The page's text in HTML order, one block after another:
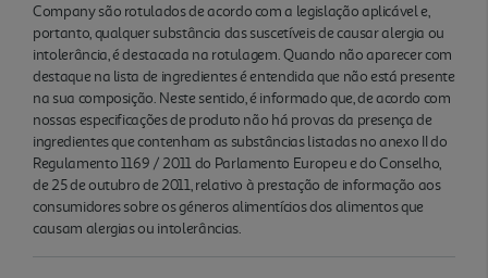
Company são rotulados de acordo com a legislação aplicável e,
portanto, qualquer substância das suscetíveis de causar alergia ou
intolerância, é destacada na rotulagem. Quando não aparecer com
destaque na lista de ingredientes é entendida que não está presente
na sua composição. Neste sentido, é informado que, de acordo com
nossas especificações de produto não há provas da presença de
ingredientes que contenham as substâncias listadas no anexo II do
Regulamento 1169 / 2011 do Parlamento Europeu e do Conselho,
de 25 de outubro de 2011, relativo à prestação de informação aos
consumidores sobre os géneros alimentícios dos alimentos que
causam alergias ou intolerâncias.